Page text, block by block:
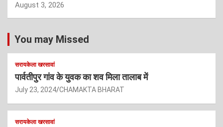
August 3, 2026
You may Missed
सरायकेला खरसावां
पार्वतीपुर गांव के युवक का शव मिला तालाब में
July 23, 2024 CHAMAKTA BHARAT
सरायकेला खरसावां